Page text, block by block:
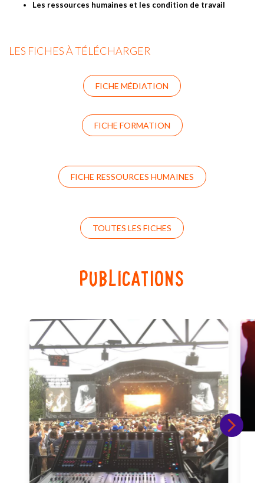
Les ressources humaines et les condition de travail
LES FICHES À TÉLÉCHARGER
FICHE MÉDIATION
FICHE FORMATION
FICHE RESSOURCES HUMAINES
TOUTES LES FICHES
PUBLICATIONS